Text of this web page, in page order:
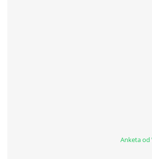
Anketa od